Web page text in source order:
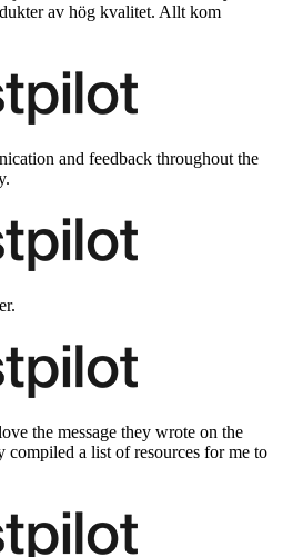
av hög kvalitet. Allt kom
and feedback throughout the
the message they wrote on the
a list of resources for me to